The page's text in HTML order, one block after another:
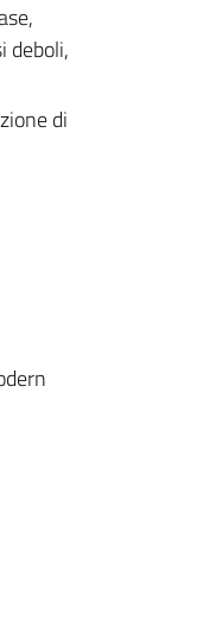
deboli,
di